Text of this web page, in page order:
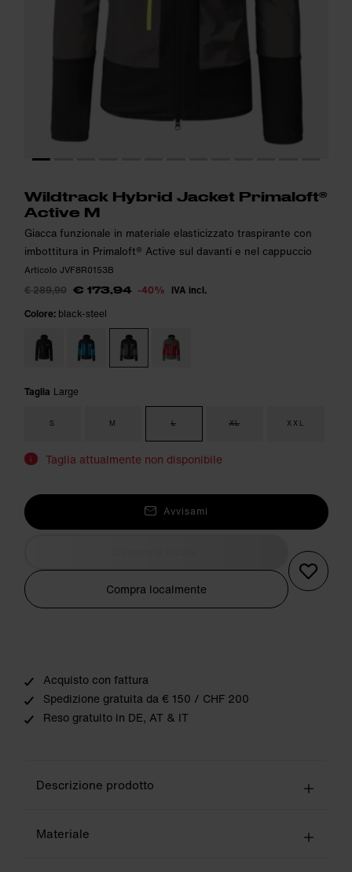
Wildtrack Hybrid Jacket Primaloft®
Active M
Giacca funzionale in materiale elasticizzato traspirante con
imbottitura in Primaloft® Active sul davanti e nel cappuccio
Articolo JVF8R0153B
€ 289,90 € 173,94 -40% IVA incl.
Colore: black-steel
Taglia Large
S M L XL XXL
i Taglia attualmente non disponibile
Avvisami
Compra localmente
Acquisto con fattura
Spedizione gratuita da € 150 / CHF 200
Reso gratuito in DE, AT & IT
Descrizione prodotto
Materiale